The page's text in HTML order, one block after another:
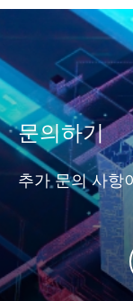
술
또
나
이
용
우
부
무
문의하기
추가 문의 사항